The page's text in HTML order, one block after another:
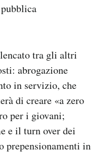
tra gli altri
abrogazione
in servizio, che
di creare «a zero
per i giovani;
e il turn over dei
prepensionamenti in